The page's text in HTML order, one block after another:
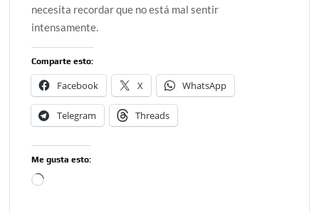
necesita recordar que no está mal sentir
intensamente.
Comparte esto:
Facebook X WhatsApp
Telegram Threads
Me gusta esto:
Cargando...